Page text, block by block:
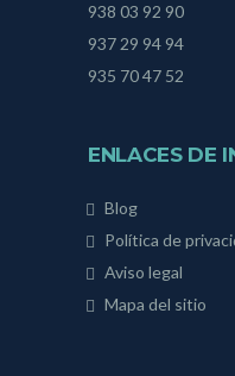
938 03 92 90
937 29 94 94
935 70 47 52
ENLACES DE
Blog
Política de
Aviso legal
Mapa del sitio